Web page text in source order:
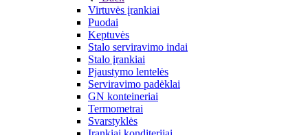
Virtuvės įrankiai
Puodai
Keptuvės
Stalo serviravimo indai
Stalo įrankiai
Pjaustymo lentelės
Serviravimo padėklai
GN konteineriai
Termometrai
Svarstyklės